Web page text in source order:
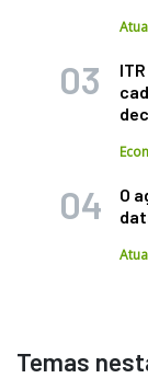
O
Temas